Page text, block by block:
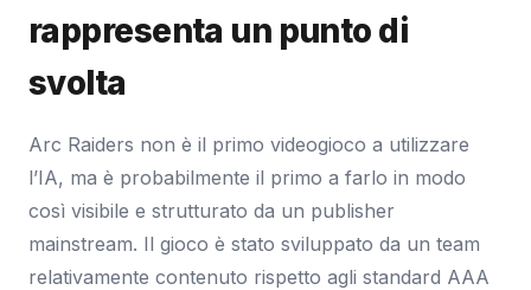
rappresenta un punto di
svolta
Arc Raiders non è il primo videogioco a utilizzare
l’IA, ma è probabilmente il primo a farlo in modo
così visibile e strutturato da un publisher
mainstream. Il gioco è stato sviluppato da un team
relativamente contenuto rispetto agli standard AAA